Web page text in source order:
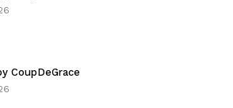
CoupDeGrace